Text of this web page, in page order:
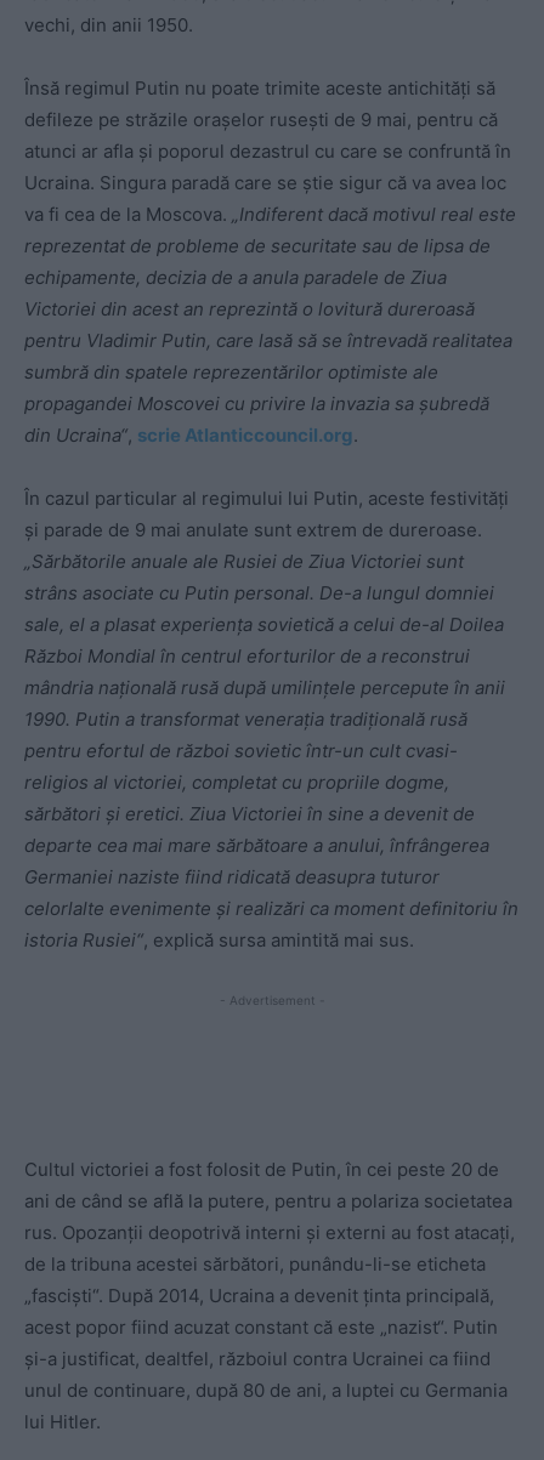
vechi, din anii 1950.
Însă regimul Putin nu poate trimite aceste antichități să
defileze pe străzile orașelor rusești de 9 mai, pentru că
atunci ar afla și poporul dezastrul cu care se confruntă în
Ucraina. Singura paradă care se știe sigur că va avea loc
va fi cea de la Moscova. „Indiferent dacă motivul real este
reprezentat de probleme de securitate sau de lipsa de
echipamente, decizia de a anula paradele de Ziua
Victoriei din acest an reprezintă o lovitură dureroasă
pentru Vladimir Putin, care lasă să se întrevadă realitatea
sumbră din spatele reprezentărilor optimiste ale
propagandei Moscovei cu privire la invazia sa șubredă
din Ucraina“, scrie Atlanticcouncil.org.
În cazul particular al regimului lui Putin, aceste festivități
și parade de 9 mai anulate sunt extrem de dureroase.
„Sărbătorile anuale ale Rusiei de Ziua Victoriei sunt
strâns asociate cu Putin personal. De-a lungul domniei
sale, el a plasat experiența sovietică a celui de-al Doilea
Război Mondial în centrul eforturilor de a reconstrui
mândria națională rusă după umilințele percepute în anii
1990. Putin a transformat venerația tradițională rusă
pentru efortul de război sovietic într-un cult cvasi-
religios al victoriei, completat cu propriile dogme,
sărbători și eretici. Ziua Victoriei în sine a devenit de
departe cea mai mare sărbătoare a anului, înfrângerea
Germaniei naziste fiind ridicată deasupra tuturor
celorlalte evenimente și realizări ca moment definitoriu în
istoria Rusiei“, explică sursa amintită mai sus.
- Advertisement -
Cultul victoriei a fost folosit de Putin, în cei peste 20 de
ani de când se află la putere, pentru a polariza societatea
rus. Opozanții deopotrivă interni și externi au fost atacați,
de la tribuna acestei sărbători, punându-li-se eticheta
„fasciști“. După 2014, Ucraina a devenit ținta principală,
acest popor fiind acuzat constant că este „nazist“. Putin
și-a justificat, dealtfel, războiul contra Ucrainei ca fiind
unul de continuare, după 80 de ani, a luptei cu Germania
lui Hitler.